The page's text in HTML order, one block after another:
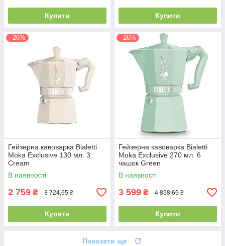
Купити Купити
–26%
Гейзерна кавоварка Bialetti
Moka Exclusive 130 мл. 3
Cream
В наявності
2 759 ₴ 3 724,65 ₴
Купити
–26%
Гейзерна кавоварка Bialetti
Moka Exclusive 270 мл. 6
чашок Green
В наявності
3 599 ₴ 4 858,65 ₴
Купити
Показати ще